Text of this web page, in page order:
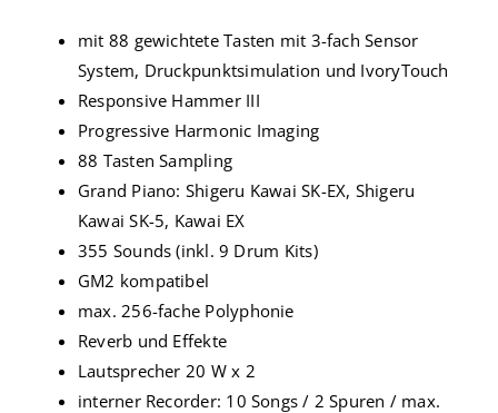
mit 88 gewichtete Tasten mit 3-fach Sensor
System, Druckpunktsimulation und IvoryTouch
Responsive Hammer III
Progressive Harmonic Imaging
88 Tasten Sampling
Grand Piano: Shigeru Kawai SK-EX, Shigeru
Kawai SK-5, Kawai EX
355 Sounds (inkl. 9 Drum Kits)
GM2 kompatibel
max. 256-fache Polyphonie
Reverb und Effekte
Lautsprecher 20 W x 2
interner Recorder: 10 Songs / 2 Spuren / max.